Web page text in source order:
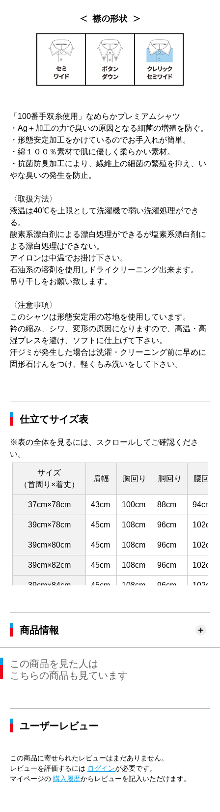
＜ 襟の形状 ＞
「100番手双糸使用」なめらかプレミアムシャツ
・Ag＋加工の力で臭いの原因となる細菌の増殖を防ぐ。
・形態安定加工をかけているのでお手入れが簡単。
・綿１００％素材で肌に優しく柔らかい素材。
・抗菌防臭加工により、繊維上の細菌の繁殖を抑え、い
やな臭いの発生を防止。
〈取扱方法〉
液温は40℃を上限として洗濯機で弱い洗濯処理ができ
る。
酸素系漂白剤による漂白処理ができるが塩素系漂白剤に
よる漂白処理はできない。
アイロンは中温でお掛け下さい。
石油系の溶剤を使用しドライクリーニング出来ます。
吊り干しをお願い致します。
〈注意事項〉
このシャツは形態安定用の芯地を使用しています。
衿の縮み、シワ、変形の原因になりますので、高温・高
湿プレスを避け、ソフトに仕上げて下さい。
汗ジミが発生した場合は洗濯・クリーニング前に早めに
固形石けんをつけ、軽くもみ洗いをして下さい。
仕立てサイズ表
※表の全体を見るには、スクロールしてご確認くださ
い。
サイズ
（首周り×着丈）
肩幅 胸回り 胴回り 腰回り
37cm×78cm 43cm 100cm 88cm 94cm
39cm×78cm 45cm 108cm 96cm 102cm
39cm×80cm 45cm 108cm 96cm 102cm
39cm×82cm 45cm 108cm 96cm 102cm
39cm×84cm 45cm 108cm 96cm 102cm
41cm×82cm
41cm×84cm 47cm 116cm 104cm 110cm
41cm×86cm 47cm
43cm×86cm 49cm
商品情報
この商品を見た人は
こちらの商品も見ています
ユーザーレビュー
この商品に寄せられたレビューはまだありません。
レビューを評価するには ログインが必要です。
マイページの 購入履歴からレビューを記入いただけます。